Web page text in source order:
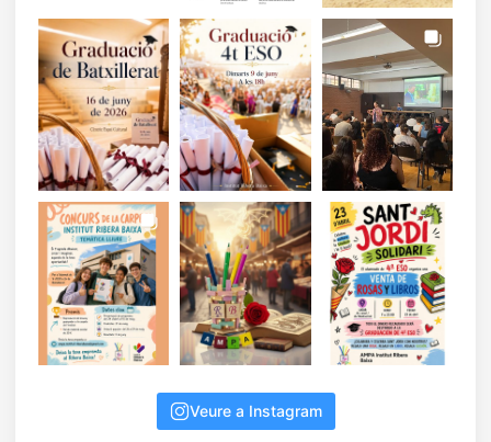
Veure a Instagram